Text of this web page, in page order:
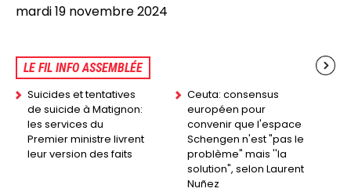
mardi 19 novembre 2024
LE FIL INFO ASSEMBLÉE
Suicides et tentatives
de suicide à Matignon:
les services du
Premier ministre livrent
leur version des faits
Ceuta: consensus
européen pour
convenir que l'espace
Schengen n'est "pas le
problème" mais ''la
solution", selon Laurent
Nuñez